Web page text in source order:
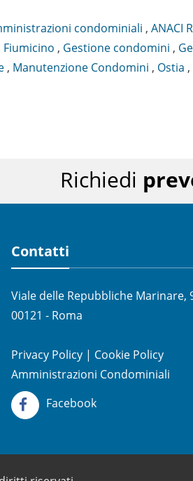
condominiali , ANACI
Fiumicino , Gestione condomini ,
, Manutenzione Condomini , Ostia ,
Richiedi
Contatti
Viale delle Repubbliche Marinare,
00121 - Roma
Privacy Policy| Cookie Policy
Amministrazioni Condominiali
Facebook